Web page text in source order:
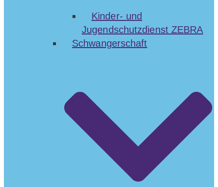
Kinder- und
Jugendschutzdienst ZEBRA
Schwangerschaft